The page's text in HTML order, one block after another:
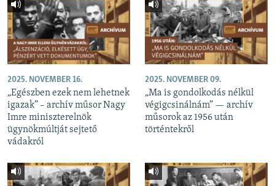
2025. NOVEMBER 16.
„Egészben ezek nem lehetnek
igazak” – archív műsor Nagy
Imre miniszterelnök
ügynökmúltját sejtető
vádakról
2025. NOVEMBER 09.
„Ma is gondolkodás nélkül
végigcsinálnám” — archív
műsorok az 1956 után
történtekről